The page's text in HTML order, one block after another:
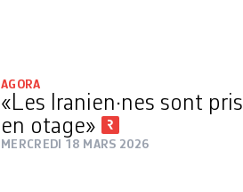
AGORA
«Les Iranien·nes sont pris
en otage»
MERCREDI 18 MARS 2026